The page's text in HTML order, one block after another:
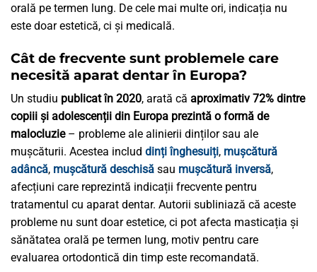
orală pe termen lung. De cele mai multe ori, indicația nu
este doar estetică, ci și medicală.
Cât de frecvente sunt problemele care
necesită aparat dentar în Europa?
Un studiu publicat în 2020, arată că aproximativ 72% dintre
copiii și adolescenții din Europa prezintă o formă de
malocluzie– probleme ale alinierii dinților sau ale
mușcăturii. Acestea includ dinți înghesuiți, mușcătură
adâncă, mușcătură deschisă sau mușcătură inversă,
afecțiuni care reprezintă indicații frecvente pentru
tratamentul cu aparat dentar. Autorii subliniază că aceste
probleme nu sunt doar estetice, ci pot afecta masticația și
sănătatea orală pe termen lung, motiv pentru care
evaluarea ortodontică din timp este recomandată.